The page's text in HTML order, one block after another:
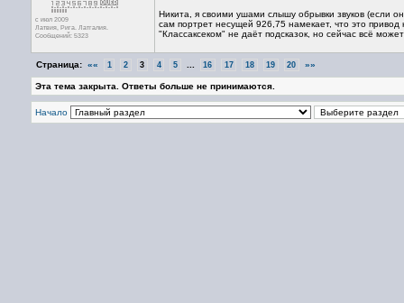
с июл 2009
Латвия, Рига. Латгалия.
Сообщений: 5323
Никита, я своими ушами слышу обрывки звуков (если
сам портрет несущей 926,75 намекает, что это
"Классаксеком" не даёт подсказок, но сейчас всё
Страница: «« 1 2 3 4 5 16 17 18 19 20 »»
Эта тема закрыта. Ответы больше не принимаются.
Начало